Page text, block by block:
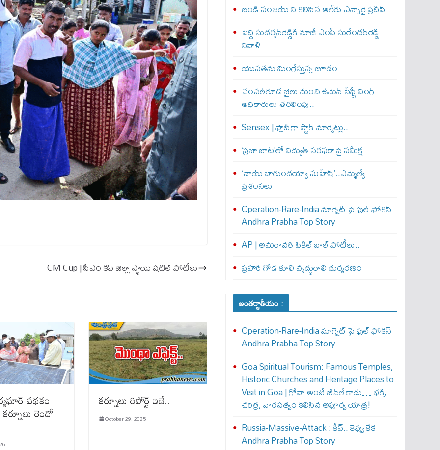
CM Cup | సీఎం కప్ జిల్లా స్థాయి షటిల్ పోటీలు
పథకం
రెండో
కర్నూలు రిపోర్ట్ ఇదే..
October 29, 2025
బండి సంజయ్ ని కలిసిన ఆలేరు ఎన్నారై ప్రదీప్
పెద్ది సుదర్శన్‌రెడ్డికి మాజీ ఎంపీ సురేందర్‌రెడ్డి
నివాళి
యువతను మింగేస్తున్న జూదం
చంచల్‌గూడ జైలు నుంచి ఉమెన్ సేఫ్టీ వింగ్
అధికారులు తరలింపు..
Sensex | ఫ్లాట్‌గా స్టాక్ మార్కెట్లు..
‘ప్రజా బాట’లో విద్యుత్ సరఫరాపై సమీక్ష
‘చాయ్ బాగుందయ్యా మహేష్’..ఎమ్మెల్యే
ప్రశంసలు
Operation-Rare-India మాగ్నెట్ పై ఫుల్ ఫోక‌స్
Andhra Prabha Top Story
AP | అమరావతి పికిల్ బాల్ పోటీలు..
ప్రహరీ గోడ కూలి వృద్ధురాలి దుర్మరణం
అంతర్జాతీయం :
Operation-Rare-India మాగ్నెట్ పై ఫుల్ ఫోక‌స్
Andhra Prabha Top Story
Goa Spiritual Tourism: Famous Temples,
Historic Churches and Heritage Places to
Visit in Goa | గోవా అంటే బీచ్‌లే కాదు… భక్తి,
చరిత్ర, వారసత్వం కలిసిన అపూర్వ యాత్ర!
Russia-Massive-Attack : కీవ్‌.. కెవ్వు కేక‌
Andhra Prabha Top Story